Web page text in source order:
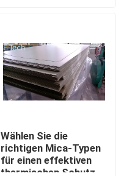
Wählen Sie die
richtigen Mica-Typen
für einen effektiven
thermischen Schutz